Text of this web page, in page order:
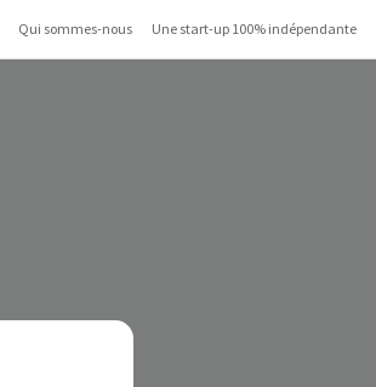
Qui sommes-nous Une start-up 100% indépendante